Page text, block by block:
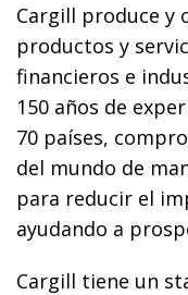
Cargill produce y
productos y
financieros e
150 años de
70 países,
del mundo de
para reducir el
ayudando a
Cargill tiene un